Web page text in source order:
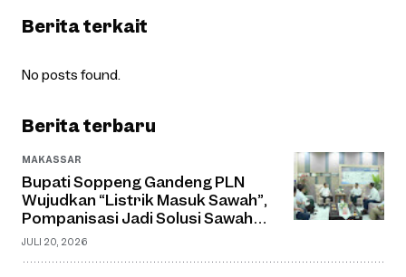
Berita terkait
No posts found.
Berita terbaru
MAKASSAR
Bupati Soppeng Gandeng PLN
Wujudkan “Listrik Masuk Sawah”,
Pompanisasi Jadi Solusi Sawah
Tadah Hujan
JULI 20, 2026